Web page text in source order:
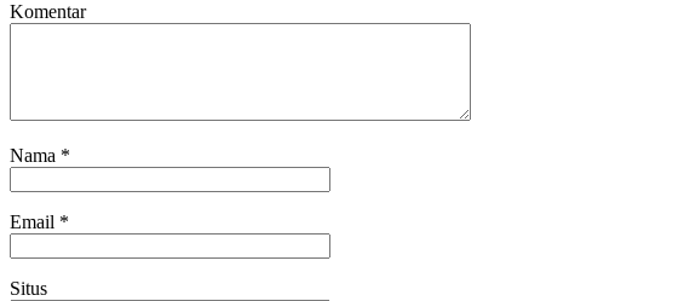
Komentar
Nama *
Email *
Situs